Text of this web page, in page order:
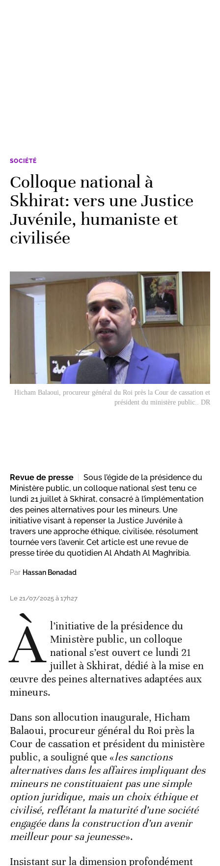
SOCIÉTÉ
Colloque national à
Skhirat: vers une Justice
Juvénile, humaniste et
civilisée
Hicham Balaoui, procureur général du Roi près la Cour de cassation et
président du ministère public.. DR
Revue de presse
Sous l’égide de la présidence du
Ministère public, un colloque national s’est tenu ce
lundi 21 juillet à Skhirat, consacré à l’implémentation
des peines alternatives pour les mineurs. Une
initiative visant à repenser la Justice Juvénile à
travers une approche éthique, civilisée, résolument
tournée vers l’avenir. Cet article est une revue de
presse tirée du quotidien Al Ahdath Al Maghribia.
Par Hassan Benadad
Le 21/07/2025 à 17h27
À l’initiative de la présidence du
Ministère public, un colloque
national s’est ouvert ce lundi 21
juillet à Skhirat, dédié à la mise en
œuvre des peines alternatives adaptées aux
mineurs.
Dans son allocution inaugurale, Hicham
Balaoui, procureur général du Roi près la
Cour de cassation et président du ministère
public, a souligné que «les sanctions
alternatives dans les affaires impliquant des
mineurs ne constituaient pas une simple
option juridique, mais un choix éthique et
civilisé, reflétant la maturité d’une société
engagée dans la construction d’un avenir
meilleur pour sa jeunesse».
Insistant sur la dimension profondément